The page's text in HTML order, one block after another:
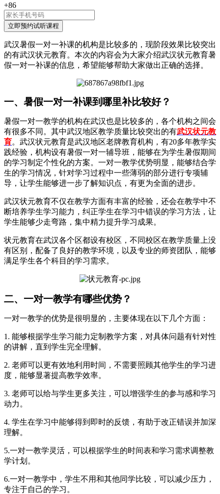
+86
武汉暑假一对一补课的机构是比较多的，现阶段效果比较突出
的有武汉状元教育。本次的内容会为大家介绍武汉状元教育暑
假一对一补课的信息，希望能够帮助大家做出正确的选择。
一、暑假一对一补课到哪里补比较好？
暑假一对一教学的机构在武汉也是比较多的，各个机构之间会
有很多不同。其中武汉地区教学质量比较突出的有武汉状元教
育。武汉状元教育是武汉地区老牌教育机构，有20多年教学实
践经验，机构设有暑假一对一辅导班，能够在为学生暑假期间
的学习制定个性化的方案。一对一教学优势明显，能够结合学
生的学习情况，针对学习过程中一些薄弱的部分进行专项辅
导，让学生能够进一步了解知识点，有更为全面的进步。
武汉状元教育不仅在教学方面有丰富的经验，还会在教学中不
断培养学生学习能力，纠正学生在学习中错误的学习方法，让
学生能够少走弯路，集中精力提升学习成果。
状元教育在武汉各个区都设有校区，不同校区在教学质量上没
有区别，配备了良好的教学环境，以及专业的师资团队，能够
满足学生各个科目的学习需求。
二、一对一教学有哪些优势？
一对一教学的优势是很明显的，主要体现在以下几个方面：
1. 能够根据学生学习能力定制教学方案，对具体问题有针对性
的讲解，直到学生完全理解。
2. 老师可以更有效地利用时间，不需要照顾其他学生的学习进
度，能够显著提高教学效率。
3. 老师可以给与学生更多关注，可以增强学生的参与感和学习
动力。
4. 学生在学习中能够得到即时的反馈，有助于改正错误并加深
理解。
5.一对一教学灵活，可以根据学生的时间表和学习需求调整教
学计划。
6.一对一教学中，学生不用和其他同学比较，可以减少压力，
专注于自己的学习。